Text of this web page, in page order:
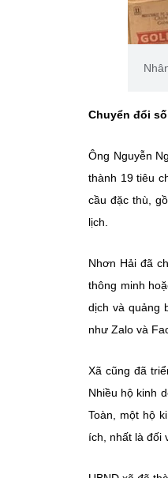
Chuyển đổi
Ông Nguyễn
thành 19 tiêu
cầu đặc thù,
lịch.
Nhơn Hải đã
thông minh
dịch và quảng
như Zalo và
Xã cũng đã
Nhiều hộ kinh
Toàn, một hộ
ích, nhất là đối